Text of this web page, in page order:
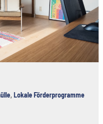
, Lokale Förderprogramme